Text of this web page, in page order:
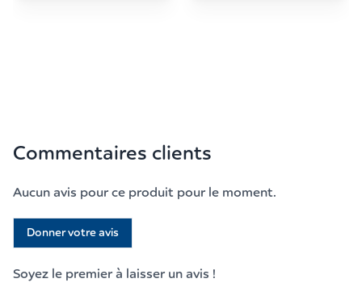
Commentaires clients
Aucun avis pour ce produit pour le moment.
Donner votre avis
Soyez le premier à laisser un avis !